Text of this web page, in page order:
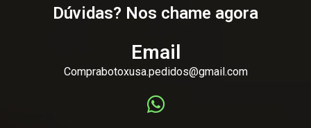
Dúvidas? Nos chame agora
Email
Comprabotoxusa.pedidos@gmail.com